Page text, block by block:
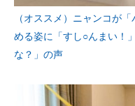
（オススメ）ニャンコ
める姿に「すし○んまい！
な？」の声